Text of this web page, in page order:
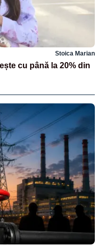
Stoica Marian
cu până la 20% din